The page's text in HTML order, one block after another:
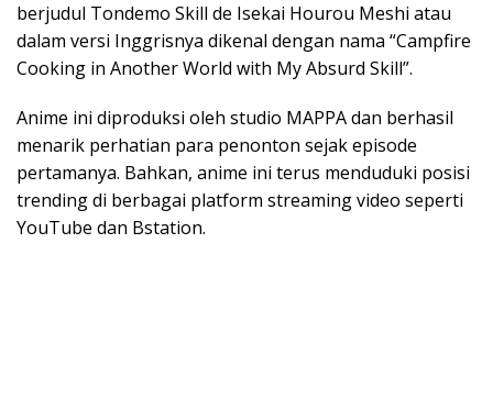
berjudul Tondemo Skill de Isekai Hourou Meshi atau
dalam versi Inggrisnya dikenal dengan nama “Campfire
Cooking in Another World with My Absurd Skill”.
Anime ini diproduksi oleh studio MAPPA dan berhasil
menarik perhatian para penonton sejak episode
pertamanya. Bahkan, anime ini terus menduduki posisi
trending di berbagai platform streaming video seperti
YouTube dan Bstation.